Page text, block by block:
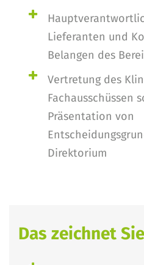
Lieferanten und
Belangen des
Vertretung des
Fachausschüssen
Präsentation von
Direktorium
Das zeichnet